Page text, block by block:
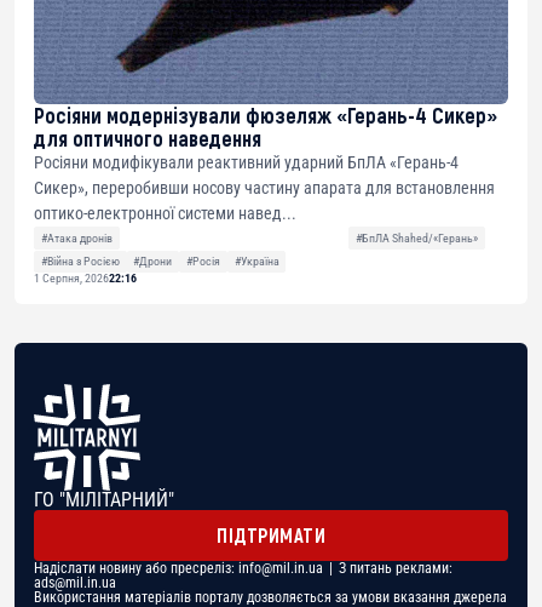
Росіяни модернізували фюзеляж «Герань-4 Сикер»
для оптичного наведення
Росіяни модифікували реактивний ударний БпЛА «Герань-4
Сикер», переробивши носову частину апарата для встановлення
оптико-електронної системи навед...
#Атака дронів
#БпЛА Shahed/«Герань»
#Війна з Росією
#Дрони #Росія
#Україна
1 Серпня, 202622:16
ГО "МІЛІТАРНИЙ"
ПІДТРИМАТИ
Надіслати новину або пресреліз: info@mil.in.ua | З питань реклами:
ads@mil.in.ua
Використання матеріалів порталу дозволяється за умови вказання джерела